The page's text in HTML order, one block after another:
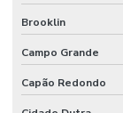
Etiquetas Nylon
Etiquetas Nylon
Etiquetas Para
Brooklin
Campo Grande
Capão Redondo